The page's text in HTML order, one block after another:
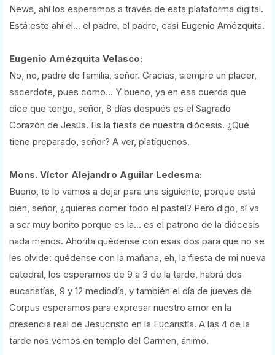
News, ahí los esperamos a través de esta plataforma digital.
Está este ahí el... el padre, el padre, casi Eugenio Amézquita.
Eugenio Amézquita Velasco:
No, no, padre de familia, señor. Gracias, siempre un placer,
sacerdote, pues como... Y bueno, ya en esa cuerda que
dice que tengo, señor, 8 días después es el Sagrado
Corazón de Jesús. Es la fiesta de nuestra diócesis. ¿Qué
tiene preparado, señor? A ver, platíquenos.
Mons. Víctor Alejandro Aguilar Ledesma:
Bueno, te lo vamos a dejar para una siguiente, porque está
bien, señor, ¿quieres comer todo el pastel? Pero digo, sí va
a ser muy bonito porque es la... es el patrono de la diócesis
nada menos. Ahorita quédense con esas dos para que no se
les olvide: quédense con la mañana, eh, la fiesta de mi nueva
catedral, los esperamos de 9 a 3 de la tarde, habrá dos
eucaristías, 9 y 12 mediodía, y también el día de jueves de
Corpus esperamos para expresar nuestro amor en la
presencia real de Jesucristo en la Eucaristía. A las 4 de la
tarde nos vemos en templo del Carmen, ánimo.